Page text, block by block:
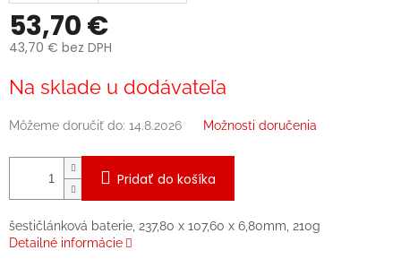
53,70 €
43,70 € bez DPH
cena:
Na sklade u dodávateľa
Môžeme doručiť do: 14.8.2026 Možnosti doručenia
Pridať do košíka
šestičlánková baterie, 237,80 x 107,60 x 6,80mm, 210g
Detailné informácie